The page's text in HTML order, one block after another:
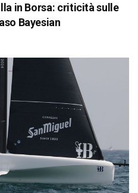
in Borsa: criticità sulle
Bayesian